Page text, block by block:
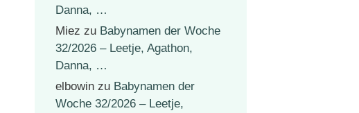
Danna, …
Miez zu Babynamen der Woche
32/2026 – Leetje, Agathon,
Danna, …
elbowin zu Babynamen der
Woche 32/2026 – Leetje,